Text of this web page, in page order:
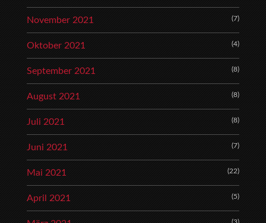
November 2021 (7)
Oktober 2021 (4)
September 2021 (8)
August 2021 (8)
Juli 2021 (8)
Juni 2021 (7)
Mai 2021 (22)
April 2021 (5)